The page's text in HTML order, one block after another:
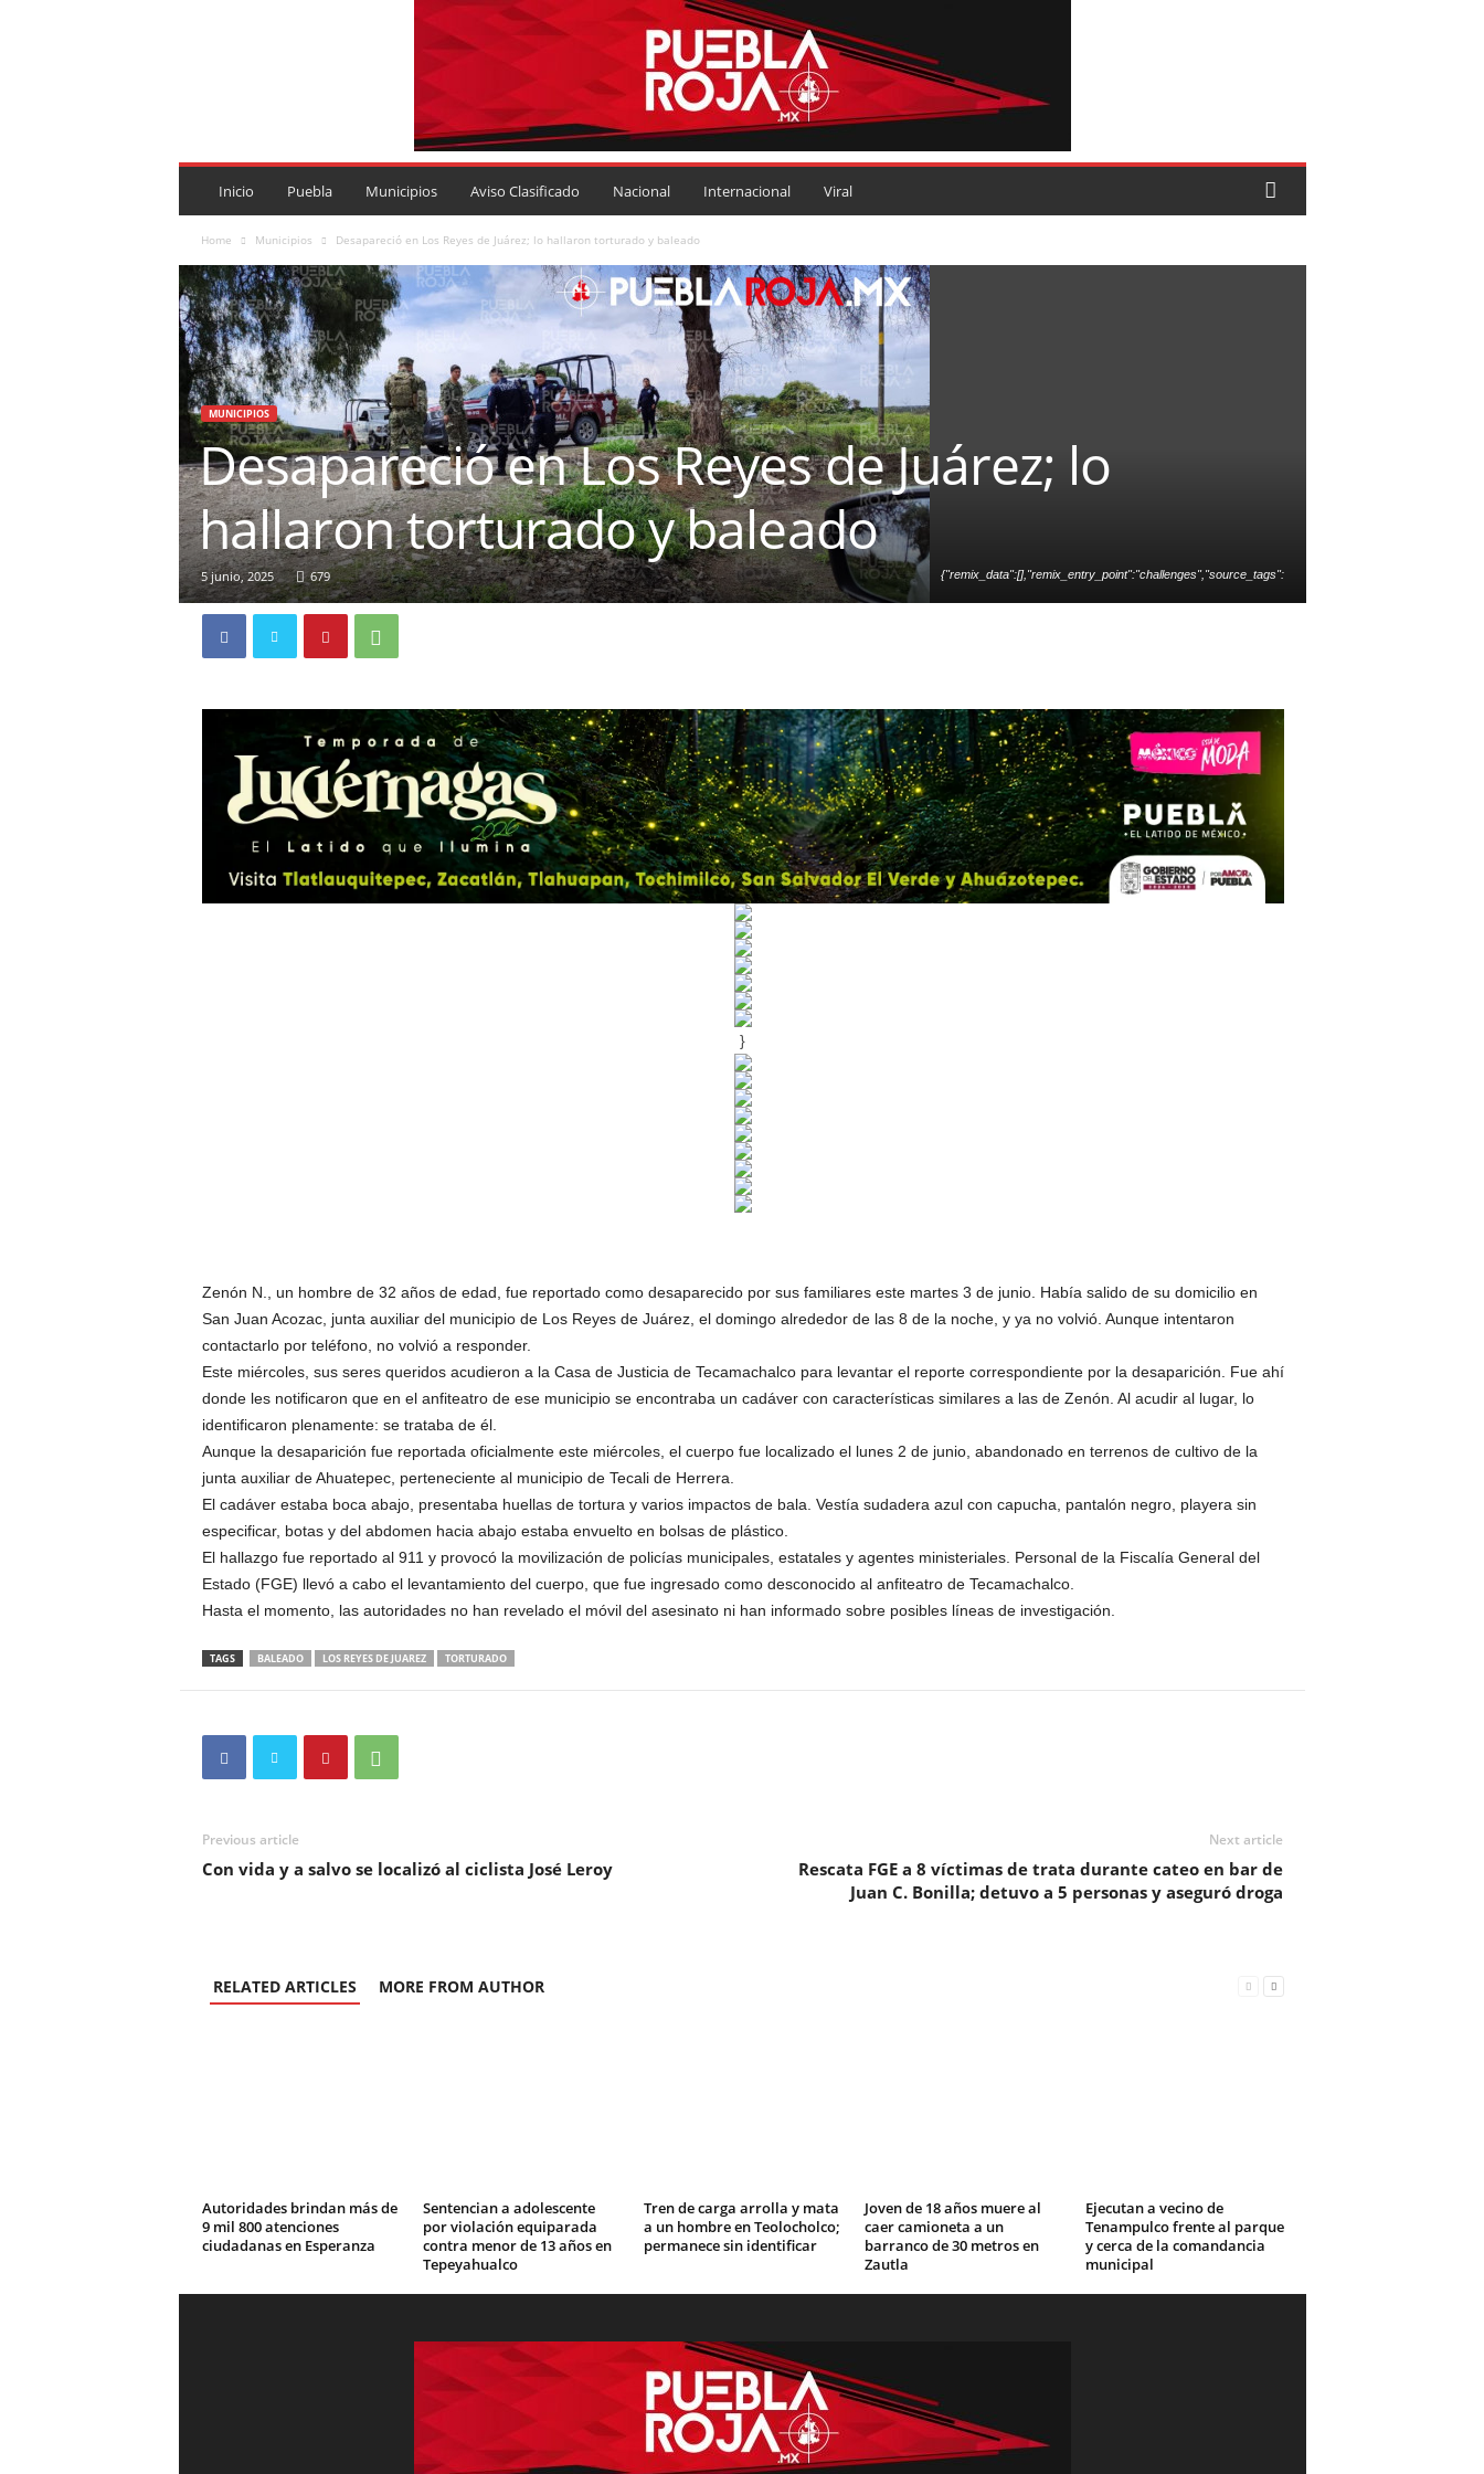
P
A
R
O
J
M
Inicio Puebla Municipios Aviso Clasificado Nacional Internacional Viral
Home Municipios Desapareció en Los Reyes de Juárez; lo hallaron torturado y baleado
{"remix_data":[],"remix_entry_point":"challenges","source_tags":
["local"],"origin":"unknown","total_draw_time":0,"total_draw_actions":0,"layers_use
MUNICIPIOS
Desapareció en Los Reyes de Juárez; lo
hallaron torturado y baleado
5 junio, 2025 679
}
Zenón N., un hombre de 32 años de edad, fue reportado como desaparecido por sus familiares este martes 3 de junio. Había salido de su domicilio en
San Juan Acozac, junta auxiliar del municipio de Los Reyes de Juárez, el domingo alrededor de las 8 de la noche, y ya no volvió. Aunque intentaron
contactarlo por teléfono, no volvió a responder.
Este miércoles, sus seres queridos acudieron a la Casa de Justicia de Tecamachalco para levantar el reporte correspondiente por la desaparición. Fue ahí
donde les notificaron que en el anfiteatro de ese municipio se encontraba un cadáver con características similares a las de Zenón. Al acudir al lugar, lo
identificaron plenamente: se trataba de él.
Aunque la desaparición fue reportada oficialmente este miércoles, el cuerpo fue localizado el lunes 2 de junio, abandonado en terrenos de cultivo de la
junta auxiliar de Ahuatepec, perteneciente al municipio de Tecali de Herrera.
El cadáver estaba boca abajo, presentaba huellas de tortura y varios impactos de bala. Vestía sudadera azul con capucha, pantalón negro, playera sin
especificar, botas y del abdomen hacia abajo estaba envuelto en bolsas de plástico.
El hallazgo fue reportado al 911 y provocó la movilización de policías municipales, estatales y agentes ministeriales. Personal de la Fiscalía General del
Estado (FGE) llevó a cabo el levantamiento del cuerpo, que fue ingresado como desconocido al anfiteatro de Tecamachalco.
Hasta el momento, las autoridades no han revelado el móvil del asesinato ni han informado sobre posibles líneas de investigación.
TAGS BALEADO LOS REYES DE JUAREZ TORTURADO
Previous article
Con vida y a salvo se localizó al ciclista José Leroy
Next article
Rescata FGE a 8 víctimas de trata durante cateo en bar de
Juan C. Bonilla; detuvo a 5 personas y aseguró droga
RELATED ARTICLES MORE FROM AUTHOR
Autoridades brindan más de
9 mil 800 atenciones
ciudadanas en Esperanza
Sentencian a adolescente
por violación equiparada
contra menor de 13 años en
Tepeyahualco
Tren de carga arrolla y mata
a un hombre en Teolocholco;
permanece sin identificar
Joven de 18 años muere al
caer camioneta a un
barranco de 30 metros en
Zautla
Ejecutan a vecino de
Tenampulco frente al parque
y cerca de la comandancia
municipal